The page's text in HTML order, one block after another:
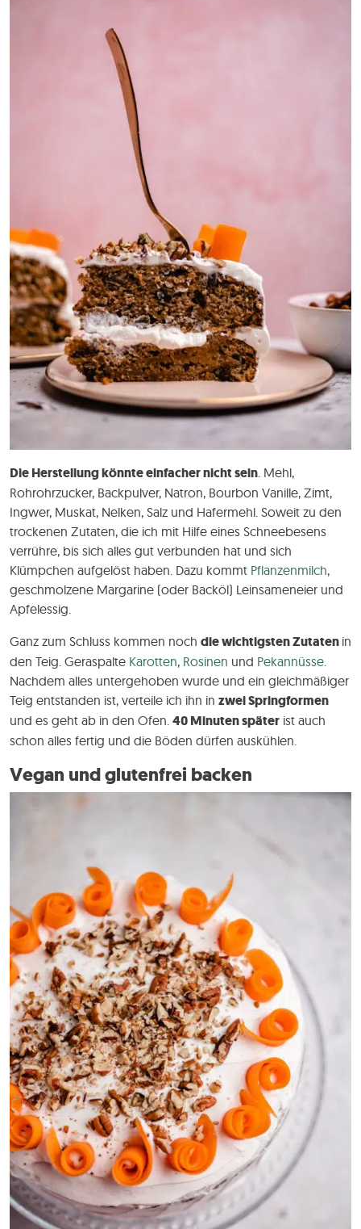
Die Herstellung könnte einfacher nicht sein . Mehl,
Rohrohrzucker, Backpulver, Natron, Bourbon Vanille, Zimt,
Ingwer, Muskat, Nelken, Salz und Hafermehl. Soweit zu den
trockenen Zutaten, die ich mit Hilfe eines Schneebesens
verrühre, bis sich alles gut verbunden hat und sich
Klümpchen aufgelöst haben. Dazu kommt Pflanzenmilch,
geschmolzene Margarine (oder Backöl) Leinsameneier und
Apfelessig.
Ganz zum Schluss kommen noch die wichtigsten Zutaten in
den Teig. Geraspalte Karotten, Rosinen und Pekannüsse
Nachdem alles untergehoben wurde und ein gleichmäßiger
Teig entstanden ist, verteile ich ihn in zwei Springformen
und es geht ab in den Ofen. 40 Minuten später ist auch
schon alles fertig und die Böden dürfen auskühlen.
Vegan und glutenfrei backen